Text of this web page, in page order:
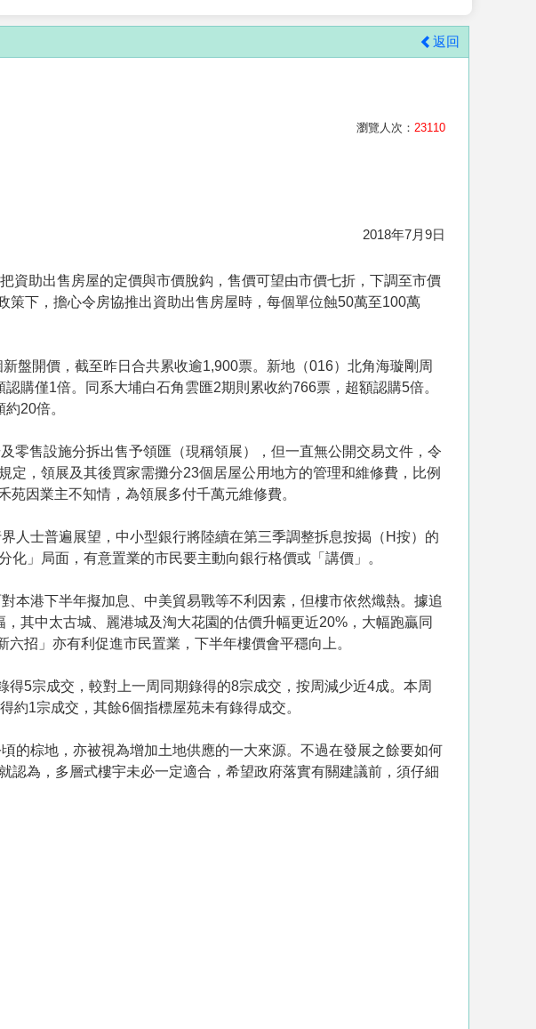
返回
瀏覽人次： 23110
2018年7月9日
資助出售房屋的定價與市價脫鈎，售價可望由市價七折，下調至市價
下，擔心令房協推出資助出售房屋時，每個單位蝕50萬至100萬
盤開價，截至昨日合共累收逾1,900票。新地（016）北角海璇剛周
購僅1倍。同系大埔白石角雲匯2期則累收約766票，超額認購5倍。
20倍。
零售設施分拆出售予領匯（現稱領展），但一直無公開交易文件，令
，領展及其後買家需攤分23個居屋公用地方的管理和維修費，比例
因業主不知情，為領展多付千萬元維修費。
人士普遍展望，中小型銀行將陸續在第三季調整拆息按揭（H按）的
」局面，有意置業的市民要主動向銀行格價或「講價」。
本港下半年擬加息、中美貿易戰等不利因素，但樓市依然熾熱。據追
其中太古城、麗港城及淘大花園的估價升幅更近20%，大幅跑贏同
招」亦有利促進市民置業，下半年樓價會平穩向上。
5宗成交，較對上一周同期錄得的8宗成交，按周減少近4成。本周
1宗成交，其餘6個指標屋苑未有錄得成交。
的棕地，亦被視為增加土地供應的一大來源。不過在發展之餘要如何
為，多層式樓宇未必一定適合，希望政府落實有關建議前，須仔細